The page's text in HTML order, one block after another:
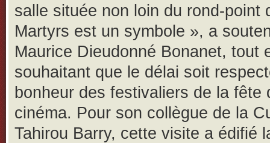
salle située non loin du rond-point
Martyrs est un symbole », a
Maurice Dieudonné Bonanet, tout
souhaitant que le délai soit
bonheur des festivaliers de la fête
cinéma. Pour son collègue de la
Tahirou Barry, cette visite a édifié